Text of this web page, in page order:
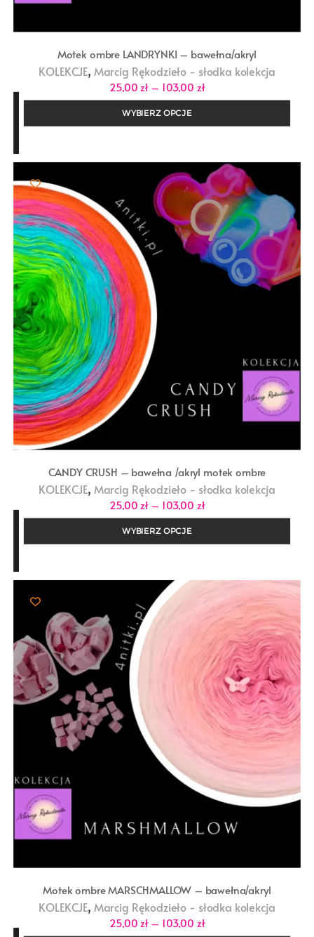
Motek ombre LANDRYNKI – bawełna/akryl
KOLEKCJE, Marcig Rękodzieło - słodka kolekcja
25,00 zł – 103,00 złZakres
cen:
do
WYBIERZ OPCJE
CANDY CRUSH – bawełna /akryl motek ombre
KOLEKCJE, Marcig Rękodzieło - słodka kolekcja
25,00zł – 103,00 złZakres
cen:
do
WYBIERZ OPCJE
Motek ombre MARSCHMALLOW – bawełna/akryl
KOLEKCJE, Marcig Rękodzieło - słodka kolekcja
25,00zł – 103,00 złZakres
cen: